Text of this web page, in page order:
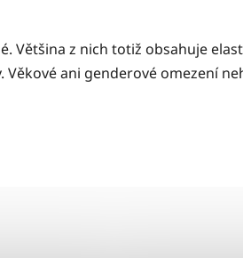
Většina z nich totiž obsahuje
ani genderové omezení